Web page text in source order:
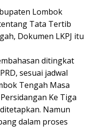
Lombok
Tata Tertib
Dokumen LKPJ itu
ditingkat
sesuai jadwal
Tengah Masa
Ke Tiga
Namun
dalam proses